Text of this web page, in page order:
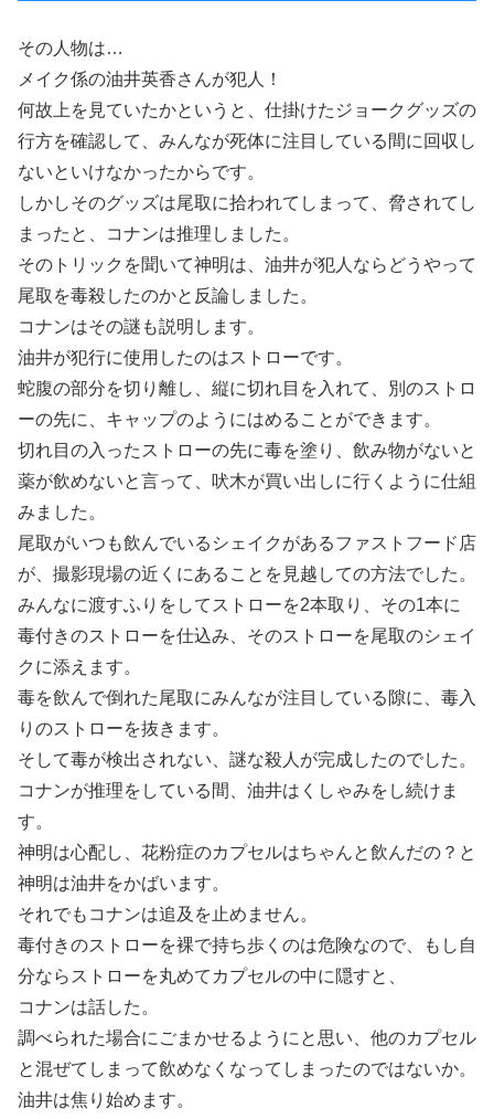
その人物は…
メイク係の油井英香さんが犯人！
何故上を見ていたかというと、仕掛けたジョークグッズの
行方を確認して、みんなが死体に注目している間に回収し
ないといけなかったからです。
しかしそのグッズは尾取に拾われてしまって、脅されてし
まったと、コナンは推理しました。
そのトリックを聞いて神明は、油井が犯人ならどうやって
尾取を毒殺したのかと反論しました。
コナンはその謎も説明します。
油井が犯行に使用したのはストローです。
蛇腹の部分を切り離し、縦に切れ目を入れて、別のストロ
ーの先に、キャップのようにはめることができます。
切れ目の入ったストローの先に毒を塗り、飲み物がないと
薬が飲めないと言って、吠木が買い出しに行くように仕組
みました。
尾取がいつも飲んでいるシェイクがあるファストフード店
が、撮影現場の近くにあることを見越しての方法でした。
みんなに渡すふりをしてストローを2本取り、その1本に
毒付きのストローを仕込み、そのストローを尾取のシェイ
クに添えます。
毒を飲んで倒れた尾取にみんなが注目している隙に、毒入
りのストローを抜きます。
そして毒が検出されない、謎な殺人が完成したのでした。
コナンが推理をしている間、油井はくしゃみをし続けま
す。
神明は心配し、花粉症のカプセルはちゃんと飲んだの？と
神明は油井をかばいます。
それでもコナンは追及を止めません。
毒付きのストローを裸で持ち歩くのは危険なので、もし自
分ならストローを丸めてカプセルの中に隠すと、
コナンは話した。
調べられた場合にごまかせるようにと思い、他のカプセル
と混ぜてしまって飲めなくなってしまったのではないか。
油井は焦り始めます。